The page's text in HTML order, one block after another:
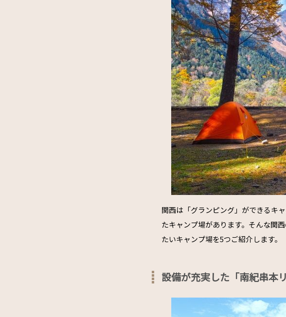
関西は「グランピング」ができるキ
たキャンプ場があります。そんな関
たいキャンプ場を5つご紹介します。
設備が充実した「南紀串本